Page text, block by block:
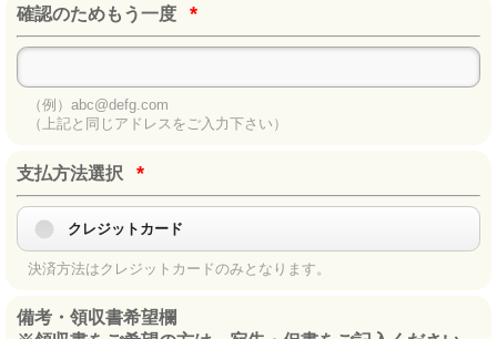
確認のためもう一度 *
（例）abc@defg.com
（上記と同じアドレスをご入力下さい）
支払方法選択 *
クレジットカード
決済方法はクレジットカードのみとなります。
備考・領収書希望欄